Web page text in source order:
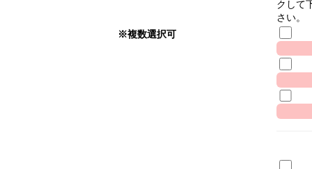
※複数選択可
クして
さい。